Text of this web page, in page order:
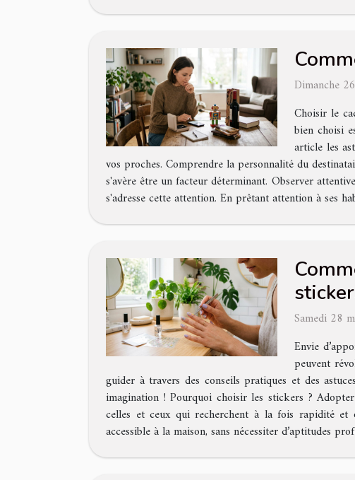
Dimanche
Choisir le
bien choisi
article les
vos proches. Comprendre la personnalité du
s'avère être un facteur déterminant. Observer
s'adresse cette attention. En prêtant attention à ses
Samedi 28
Envie
peuvent
guider à travers des conseils pratiques et des
imagination ! Pourquoi choisir les stickers ?
celles et ceux qui recherchent à la fois rapidité et
accessible à la maison, sans nécessiter d’aptitudes